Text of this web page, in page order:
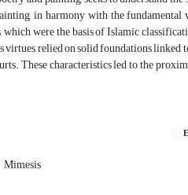
in harmony with the
were the basis of Islamic
relied on solid foundations linked
These characteristics led to the
Mimesis